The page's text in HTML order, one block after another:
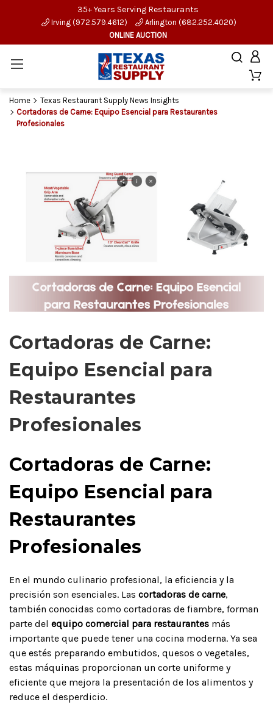
35+ Years Serving Restaurants
Irving (972.579.4612)
Arlington (682.252.4020)
ONLINE AUCTION
Home
Texas Restaurant Supply News Insights
Cortadoras de Carne: Equipo Esencial para Restaurantes
Profesionales
Cortadoras de Carne:
Equipo Esencial para
Restaurantes
Profesionales
Cortadoras de Carne:
Equipo Esencial para
Restaurantes
Profesionales
En el mundo culinario profesional, la eficiencia y la
precisión son esenciales. Las cortadoras de carne,
también conocidas como cortadoras de fiambre, forman
parte del equipo comercial para restaurantes más
importante que puede tener una cocina moderna. Ya sea
que estés preparando embutidos, quesos o vegetales,
estas máquinas proporcionan un corte uniforme y
eficiente que mejora la presentación de los alimentos y
reduce el desperdicio.